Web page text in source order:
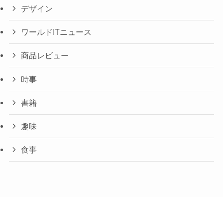
デザイン
ワールドITニュース
商品レビュー
時事
書籍
趣味
食事